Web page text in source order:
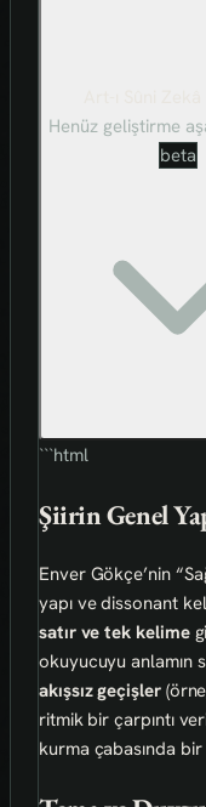
Henüz geliştirme
beta
```html
Şiirin Genel
Enver Gökçe’nin
yapı ve dissonant
satır ve tek kelime
okuyucuyu anlamın
akışsız geçişler
ritmik bir çarpıntı
kurma çabasında bir